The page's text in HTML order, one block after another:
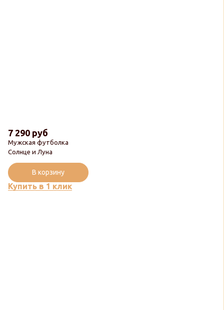
Мужская футболка
Солнце и Луна
7 290 руб
Купить в 1 клик
В корзину